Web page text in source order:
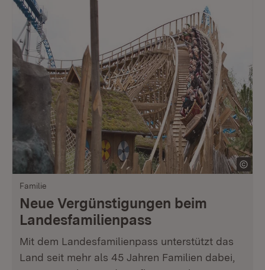
Familie
Neue Vergünstigungen beim
Landesfamilienpass
Mit dem Landesfamilienpass unterstützt das
Land seit mehr als 45 Jahren Familien dabei,